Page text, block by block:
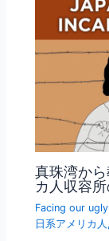
真珠湾か
カ人収容
Facing our
日系アメリカ人